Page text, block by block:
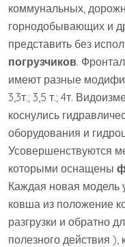
коммунальных,
горнодобывающих и
представить без
погрузчиков.
имеют разные
3,3т.; 3,5 т.; 4т.
коснулись
оборудования и
Усовершенствуются
которыми оснащены
Каждая новая модель
ковша из положение
разгрузки и обратно
полезного действия ),